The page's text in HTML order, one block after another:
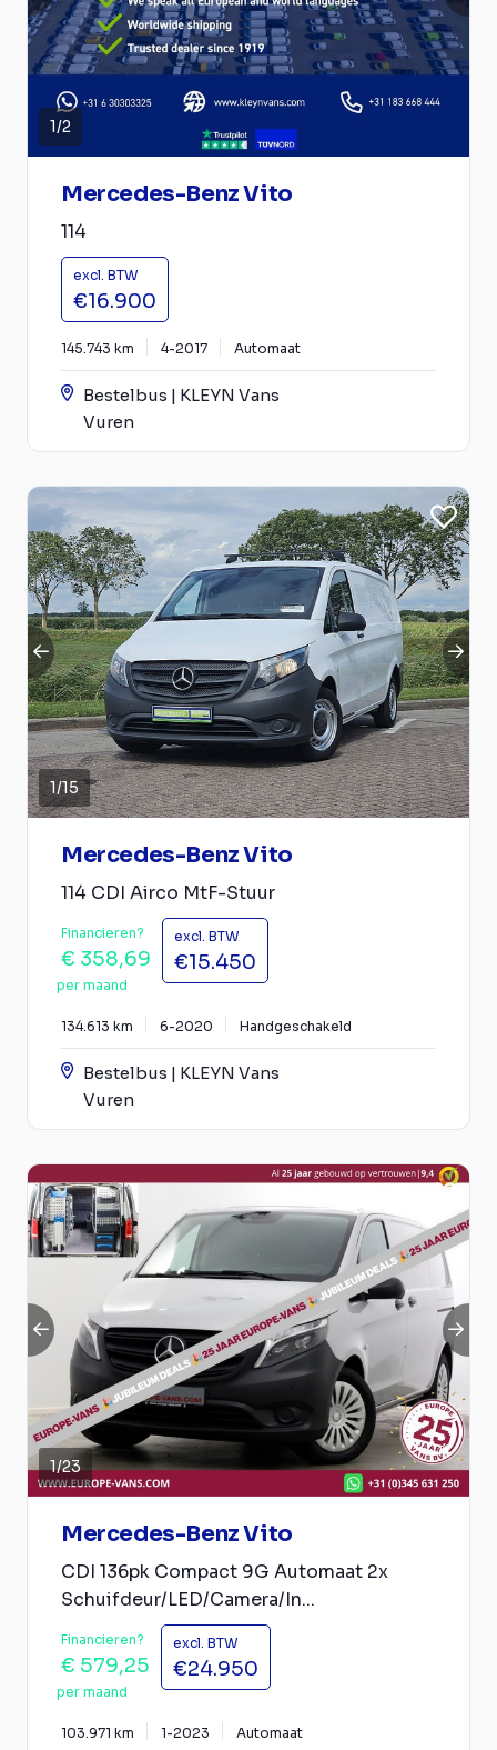
1/2
Mercedes-Benz Vito
114
excl. BTW
€16.900
145.743 km 4-2017 Automaat
Bestelbus | KLEYN Vans
Vuren
1/15
Mercedes-Benz Vito
114 CDI Airco MtF-Stuur
Financieren?
€ 358,69
per maand
excl. BTW
€15.450
134.613 km 6-2020 Handgeschakeld
Bestelbus | KLEYN Vans
Vuren
1/23
Mercedes-Benz Vito
CDI 136pk Compact 9G Automaat 2x
Schuifdeur/LED/Camera/In...
Financieren?
€ 579,25
per maand
excl. BTW
€24.950
103.971 km 1-2023 Automaat